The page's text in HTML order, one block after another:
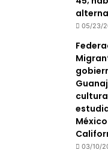
05/23/
03/10/